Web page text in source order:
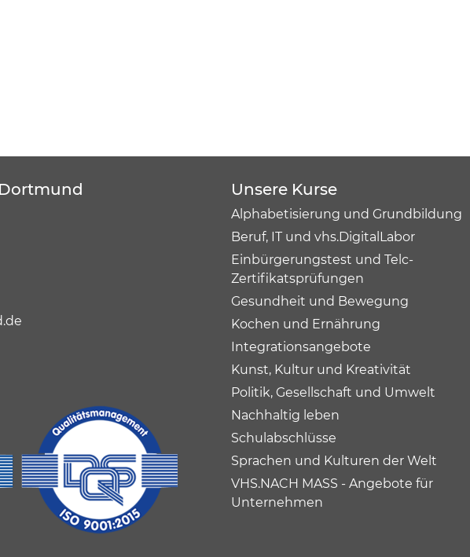
Unsere Kurse
Alphabetisierung und Grundbildung
Beruf, IT und vhs.DigitalLabor
Einbürgerungstest und Telc-
Zertifikatsprüfungen
Gesundheit und Bewegung
Kochen und Ernährung
Integrationsangebote
Kunst, Kultur und Kreativität
Politik, Gesellschaft und Umwelt
Nachhaltig leben
Schulabschlüsse
Sprachen und Kulturen der Welt
VHS.NACH MASS - Angebote für
Unternehmen